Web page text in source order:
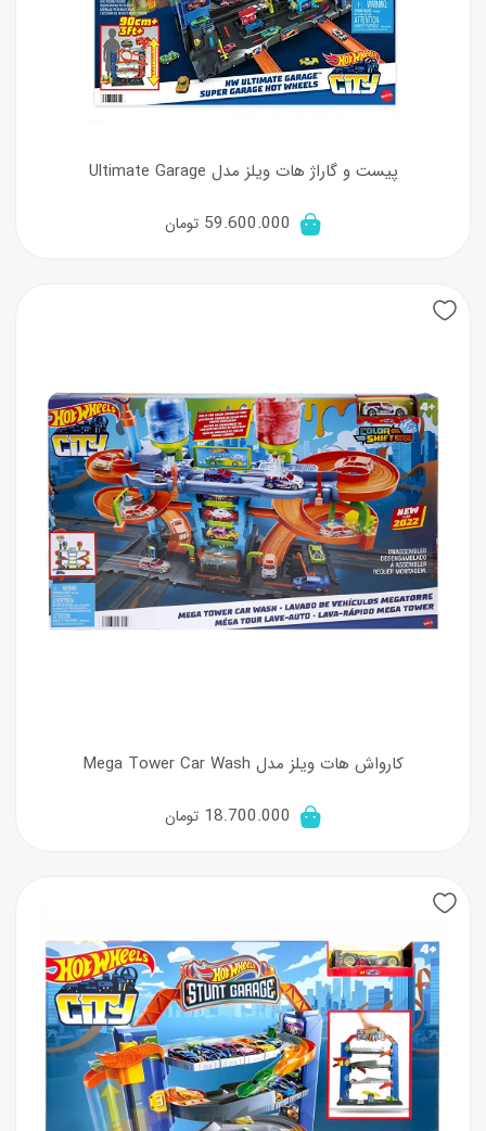
پیست و گاراژ هات ویلز مدل Ultimate Garage
59.600.000 تومان
کارواش هات ویلز مدل Mega Tower Car Wash
18.700.000 تومان